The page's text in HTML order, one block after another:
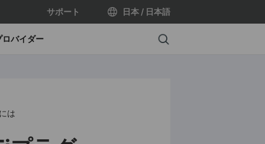
サポート 日本 / 日本語
バイダー Search
は